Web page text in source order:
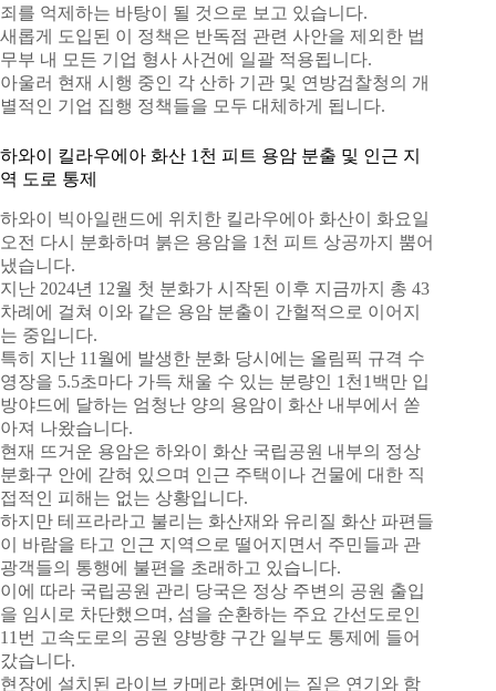
죄를 억제하는 바탕이 될 것으로 보고 있습니다.
새롭게 도입된 이 정책은 반독점 관련 사안을 제외한 법
무부 내 모든 기업 형사 사건에 일괄 적용됩니다.
아울러 현재 시행 중인 각 산하 기관 및 연방검찰청의 개
별적인 기업 집행 정책들을 모두 대체하게 됩니다.
하와이 킬라우에아 화산 1천 피트 용암 분출 및 인근 지
역 도로 통제
하와이 빅아일랜드에 위치한 킬라우에아 화산이 화요일
오전 다시 분화하며 붉은 용암을 1천 피트 상공까지 뿜어
냈습니다.
지난 2024년 12월 첫 분화가 시작된 이후 지금까지 총 43
차례에 걸쳐 이와 같은 용암 분출이 간헐적으로 이어지
는 중입니다.
특히 지난 11월에 발생한 분화 당시에는 올림픽 규격 수
영장을 5.5초마다 가득 채울 수 있는 분량인 1천1백만 입
방야드에 달하는 엄청난 양의 용암이 화산 내부에서 쏟
아져 나왔습니다.
현재 뜨거운 용암은 하와이 화산 국립공원 내부의 정상
분화구 안에 갇혀 있으며 인근 주택이나 건물에 대한 직
접적인 피해는 없는 상황입니다.
하지만 테프라라고 불리는 화산재와 유리질 화산 파편들
이 바람을 타고 인근 지역으로 떨어지면서 주민들과 관
광객들의 통행에 불편을 초래하고 있습니다.
이에 따라 국립공원 관리 당국은 정상 주변의 공원 출입
을 임시로 차단했으며, 섬을 순환하는 주요 간선도로인
11번 고속도로의 공원 양방향 구간 일부도 통제에 들어
갔습니다.
현장에 설치된 라이브 카메라 화면에는 짙은 연기와 함